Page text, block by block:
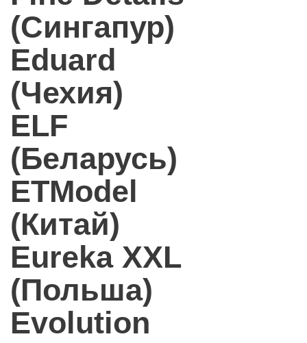
(Сингапур)
Eduard
(Чехия)
ELF
(Беларусь)
ETModel
(Китай)
Eureka XXL
(Польша)
Evolution